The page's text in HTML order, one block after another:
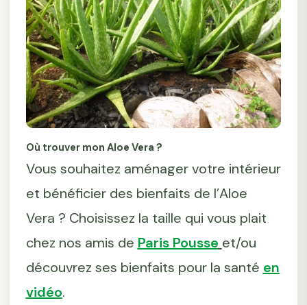
Où trouver mon Aloe Vera ?
Vous souhaitez aménager votre intérieur
et bénéficier des bienfaits de l’Aloe
Vera ? Choisissez la taille qui vous plait
chez nos amis de Paris Pousse et/ou
découvrez ses bienfaits pour la santé en
vidéo.